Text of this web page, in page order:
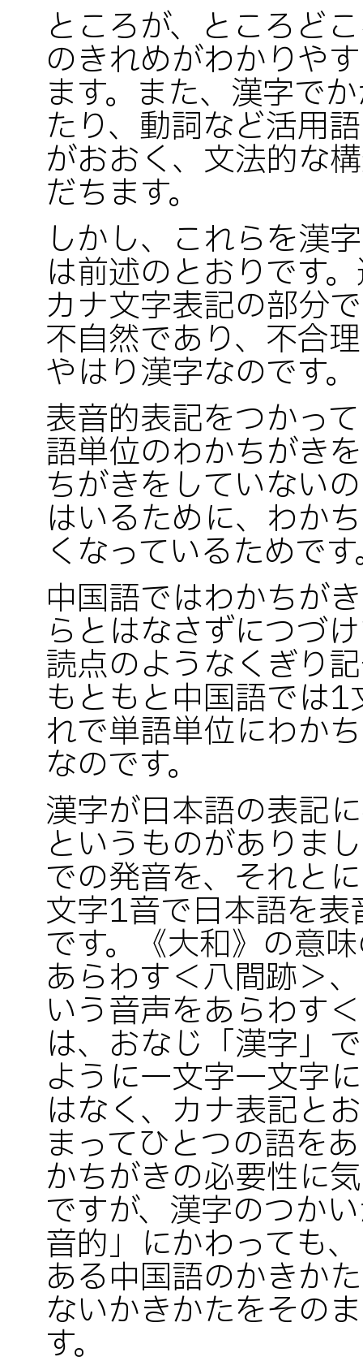
ところが、ところど
のきれめがわかりや
ます。また、漢字で
たり、動詞など活用
がおおく、文法的な
だちます。
しかし、これらを漢
は前述のとおりです
カナ文字表記の部分
不自然であり、不合
やはり漢字なのです。
表音的表記をつかっ
語単位のわかちがき
ちがきをしていない
はいるために、わか
くなっているためで
中国語ではわかちが
らとはなさずにつづ
読点のようなくぎり
もともと中国語では
れで単語単位にわか
なのです。
漢字が日本語の表記
というものがありま
での発音を、それと
文字1音で日本語を
です。《大和》の意
あらわす＜八間跡＞
いう音声をあらわす
は、おなじ「漢字」
ように一文字一文字
はなく、カナ表記と
まってひとつの語を
かちがきの必要性に
ですが、漢字のつか
音的」にかわっても
ある中国語のかきか
ないかきかたをその
す。